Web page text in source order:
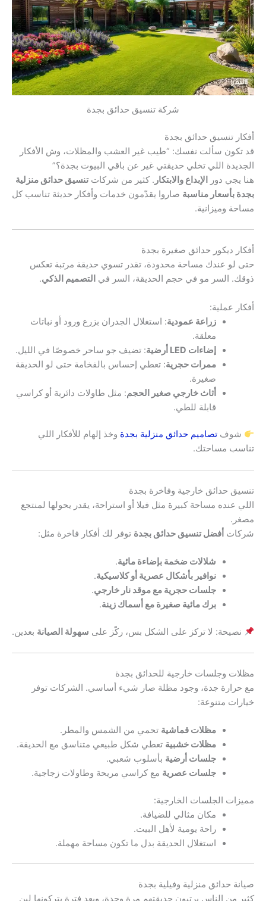
شركة تنسيق حدائق بجدة
أفكار تنسيق حدائق بجدة
قد تكون سألت نفسك: “طيب غير العشب والمظلات، وش الأفكار
الجديدة اللي تخلي حديقتي غير عن باقي البيوت بجدة؟”
هنا يجي دور
الإبداع والابتكار . كثير من شركاتتنسيق حدائق منزلية
بجدة بأسعار مناسبة صاروا يقدّمون خدمات وأفكار حديثة تناسب كل
مساحة وميزانية.
أفكار ديكور حدائق صغيرة بجدة
حتى لو عندك مساحة محدودة، تقدر تسوي حديقة مرتبة تعكس
ذوقك. السر مو في حجم الحديقة، السر في التصميم الذكي.
أفكار عملية:
زراعة عمودية: استغلال الجدران بزرع ورود أو نباتات
معلقة.
إضاءات LED أرضية
: تضيف جو ساحر خصوصًا في الليل.
ممرات حجرية: تعطي إحساس بالفخامة حتى لو الحديقة
صغيرة.
أثاث خارجي صغير الحجم: مثل طاولات دائرية أو كراسي
قابلة للطي.
شوف تصاميم حدائق منزلية بجدة وخذ إلهام للأفكار اللي
تناسب مساحتك.
تنسيق حدائق خارجية وفاخرة بجدة
اللي عنده مساحة كبيرة مثل فيلا أو استراحة، يقدر يحولها لمنتجع
مصغر.
شركات أفضل تنسيق حدائق بجدة توفر لك أفكار فاخرة مثل:
شلالات ضخمة بإضاءة مائية.
نوافير بأشكال عصرية أو كلاسيكية.
جلسات حجرية مع موقد نار خارجي.
برك مائية صغيرة مع أسماك زينة.
نصيحة: لا تركز على الشكل بس، ركّز على سهولة الصيانة بعدين.
مظلات وجلسات خارجية للحدائق بجدة
مع حرارة جدة، وجود مظلة صار شيء أساسي. الشركات توفر
خيارات متنوعة:
مظلات قماشية تحمي من الشمس والمطر.
مظلات خشبية تعطي شكل طبيعي متناسق مع الحديقة.
جلسات أرضية بأسلوب شعبي.
جلسات عصرية مع كراسي مريحة وطاولات زجاجية.
مميزات الجلسات الخارجية:
مكان مثالي للضيافة.
راحة يومية لأهل البيت.
استغلال الحديقة بدل ما تكون مساحة مهملة.
صيانة حدائق منزلية وفيلية بجدة
كثير من الناس يرتبون حديقتهم مرة وحدة، وبعد فترة يتركونها لين